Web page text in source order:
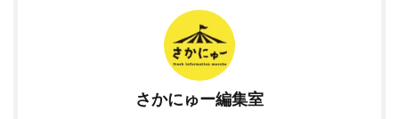
さかにゅー編集室